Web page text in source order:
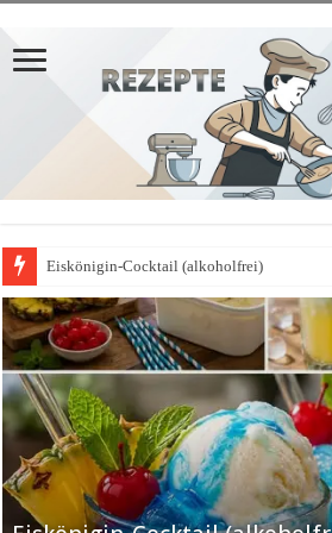
Eiskönigin-Cocktail (alkoholfrei)
𝗣𝗳𝗹𝗮𝘂𝗺𝗲𝗻𝗸𝘂𝗰𝗵𝗲𝗻-